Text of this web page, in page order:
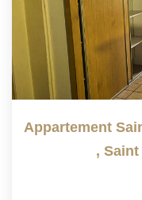
, Saint